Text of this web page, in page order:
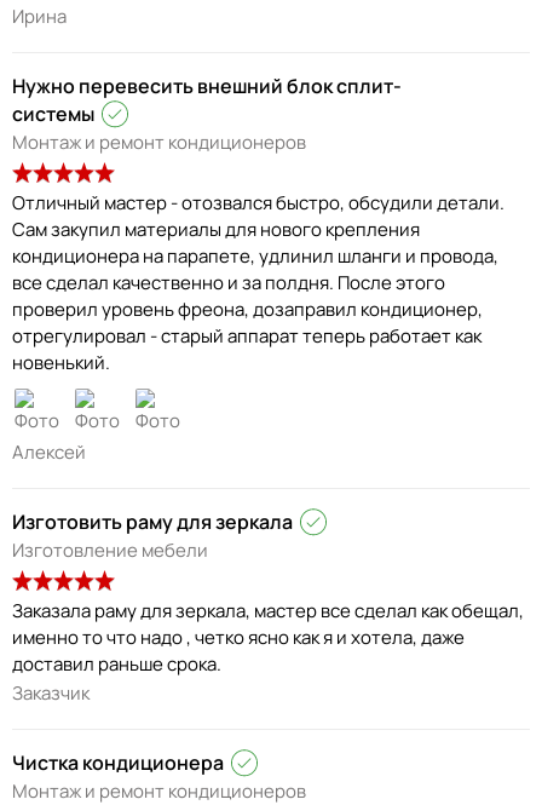
Ирина
Нужно перевесить внешний блок сплит-
системы
Монтаж и ремонт кондиционеров
Отличный мастер - отозвался быстро, обсудили детали.
Сам закупил материалы для нового крепления
кондиционера на парапете, удлинил шланги и провода,
все сделал качественно и за полдня. После этого
проверил уровень фреона, дозаправил кондиционер,
отрегулировал - старый аппарат теперь работает как
новенький.
Алексей
Изготовить раму для зеркала
Изготовление мебели
Заказала раму для зеркала, мастер все сделал как обещал,
именно то что надо , четко ясно как я и хотела, даже
доставил раньше срока.
Заказчик
Чистка кондиционера
Монтаж и ремонт кондиционеров